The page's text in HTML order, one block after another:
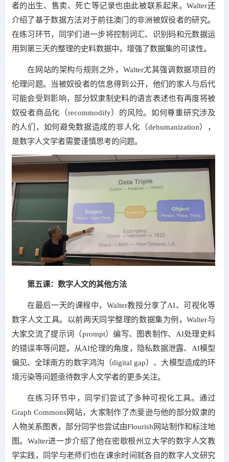
者的出生、售卖、死亡等记录也由此被联系起来。Walter还
介绍了基于数据方法对于前往澳门的非洲被奴役者的研究。
在练习环节，同学们进一步将控制词汇、识别码和元数据运
用到第三天的整理的史料数据中，增强了数据集的可读性。
在网站的架构与规则之外，Walter尤其强调数据项目的
伦理问题。当被奴役者的信息得到公开，他们的家人与后代
可能会受到影响，部分奴隶制史料的语言表述也有再度将被
奴役者商品化（recommodify）的风险。如何尊重研究涉及
的人们，如何避免数据造成的非人化（dehumanization），
是数字人文学者需要谨慎思考的问题。
第五课：数字人文的其他方法
在最后一天的课程中，Walter教授分享了AI、可视化等
数字人文工具。以前两天同学整理的数据集为例，Walter与
大家交流了提示词（prompt）编写、图表制作、AI处理史料
的错误率等问题。从AI伦理的角度，隐私数据泄露、AI模型
偏见、全球南方的数字鸿沟（digital gap）、大模型造成的环
境污染等问题亟待数字人文学者的更多关注。
在练习环节中，同学们尝试了多种可视化工具。通过
Graph Commons网站，大家制作了杰斐逊与他的部分奴隶的
人物关系图表，部分同学也尝试由Flourish网站制作和标注地
图。Walter进一步介绍了他在密歇根州立大学的数字人文教
学实践，同学与老师们也在课余时间就各自的数字人文研究